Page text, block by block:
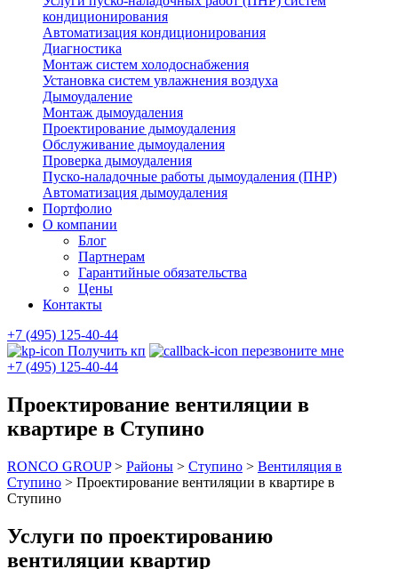
кондиционирования
Автоматизация кондиционирования
Диагностика
Монтаж систем холодоснабжения
Установка систем увлажнения воздуха
Дымоудаление
Монтаж дымоудаления
Проектирование дымоудаления
Обслуживание дымоудаления
Проверка дымоудаления
Пуско-наладочные работы дымоудаления (ПНР)
Автоматизация дымоудаления
Портфолио
О компании
Блог
Партнерам
Гарантийные обязательства
Цены
Контакты
+7 (495) 125-40-44
Получить кп
перезвоните мне
+7 (495) 125-40-44
Проектирование вентиляции в
квартире в Ступино
RONCO GROUP> Районы > Ступино > Вентиляция в
Ступино > Проектирование вентиляции в квартире в
Ступино
Услуги по проектированию
вентиляции квартир